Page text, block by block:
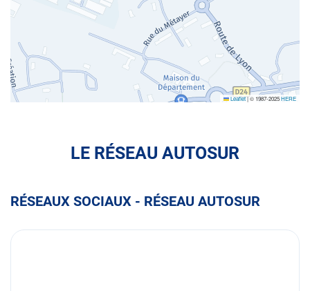
Leaflet|© 1987-2025HERE
LE RÉSEAU AUTOSUR
RÉSEAUX SOCIAUX - RÉSEAU AUTOSUR